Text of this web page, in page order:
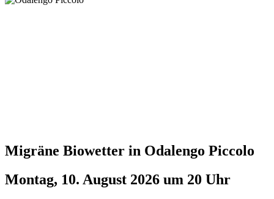
Migräne Biowetter in Odalengo Piccolo
Montag, 10. August 2026 um 20 Uhr